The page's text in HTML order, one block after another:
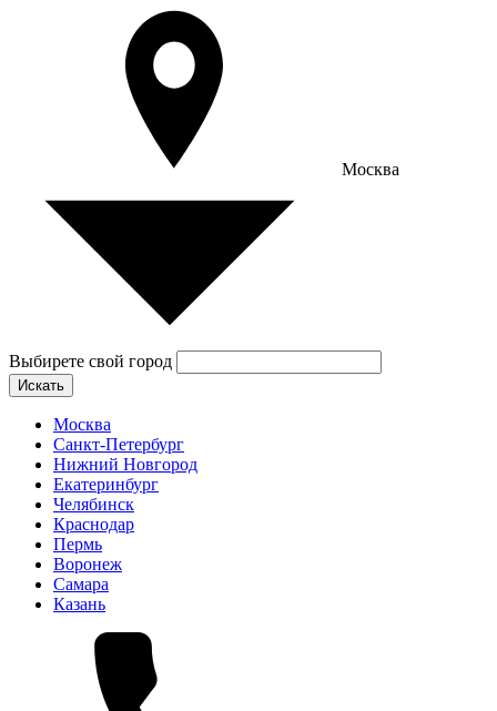
Москва
Выбирете свой город
Искать
Москва
Санкт-Петербург
Нижний Новгород
Екатеринбург
Челябинск
Краснодар
Пермь
Воронеж
Самара
Казань